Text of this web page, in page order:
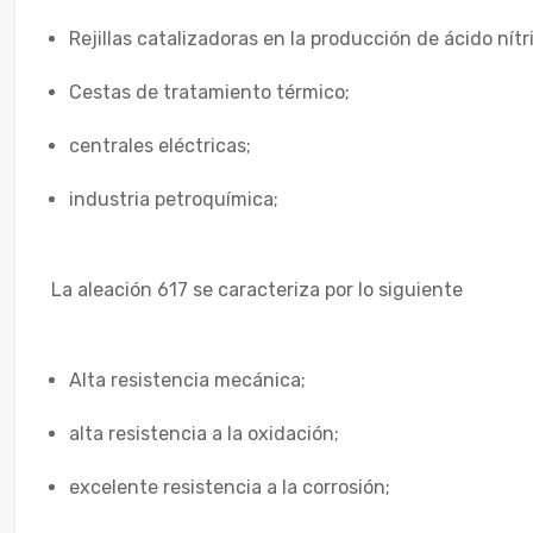
Rejillas catalizadoras en la producción de ácido
Cestas de tratamiento térmico;
centrales eléctricas;
industria petroquímica;
La aleación 617 se caracteriza por lo siguiente
Alta resistencia mecánica;
alta resistencia a la oxidación;
excelente resistencia a la corrosión;